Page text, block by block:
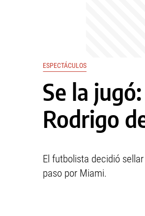
ESPECTÁCULOS
Se la
Rodrigo
El futbolista decidió
paso por Miami.